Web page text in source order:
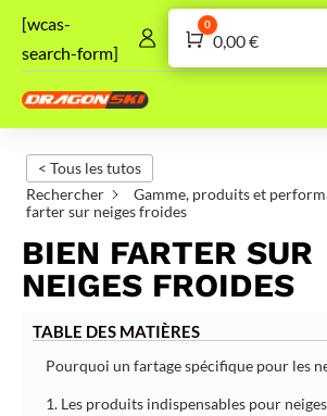
[wcas-
search-form]
Panier
0
0,00€
< Tous les tutos
Rechercher
Gamme, produits et
farter sur neiges froides
BIEN FARTER SUR
NEIGES FROIDES
TABLE DES MATIÈRES
Pourquoi un fartage spécifique pour les
1. Les produits indispensables pour